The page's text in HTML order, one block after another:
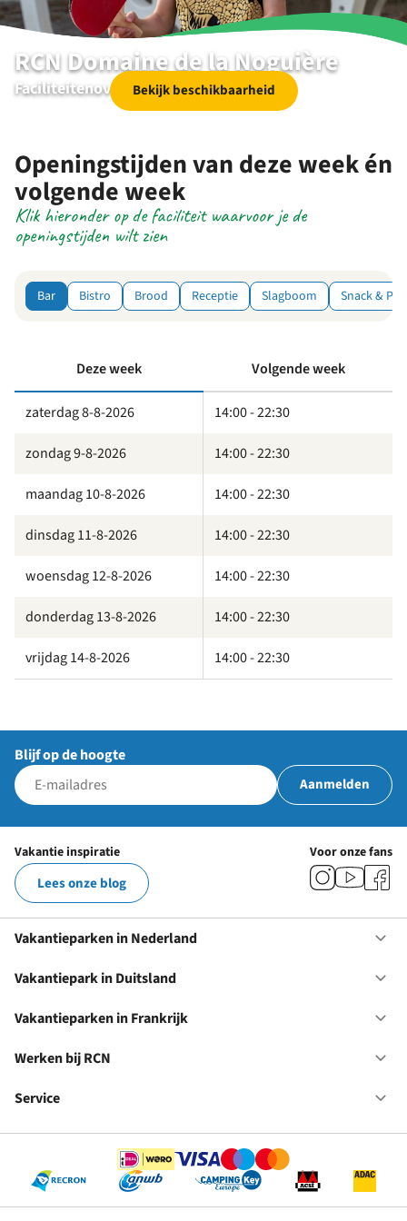
RCN Domaine de la Noguière
FaciliteitenoverzichtBekijk beschikbaarheid
Openingstijden van deze week én
volgende week
Klik hieronder op de faciliteit waarvoor je de
openingstijden wilt zien
Bar Bistro Brood Receptie Slagboom Snack &
Deze week Volgende week
zaterdag 8-8-2026 14:00 - 22:30
zondag 9-8-2026 14:00 - 22:30
maandag 10-8-2026 14:00 - 22:30
dinsdag 11-8-2026 14:00 - 22:30
woensdag 12-8-2026 14:00 - 22:30
donderdag 13-8-2026 14:00 - 22:30
vrijdag 14-8-2026 14:00 - 22:30
Blijf op de hoogte
Aanmelden
Vakantie inspiratie
Lees onze blog
Voor onze fans
Vakantieparken in Nederland
Vakantiepark in Duitsland
Vakantieparken in Frankrijk
Werken bij RCN
Service